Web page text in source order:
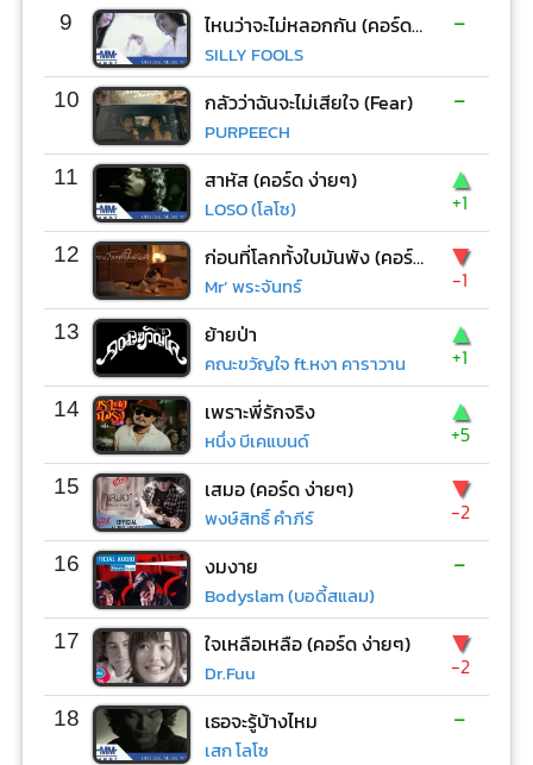
9 ไหนว่าจะไม่หลอกกัน (คอร์ด ง่ายๆ)
SILLY FOOLS
-
10 กลัวว่าฉันจะไม่เสียใจ (Fear)
PURPEECH
-
11 สาหัส (คอร์ด ง่ายๆ)
LOSO (โลโซ)
▲
+1
12 ก่อนที่โลกทั้งใบมันพัง (คอร์ด ง่ายๆ)
Mr’ พระจันทร์
▼
-1
13 ย้ายป่า
คณะขวัญใจ ft.หงา คาราวาน
▲
+1
14 เพราะพี่รักจริง
หนึ่ง บีเคแบนด์
▲
+5
15 เสมอ (คอร์ด ง่ายๆ)
พงษ์สิทธิ์ คำภีร์
▼
-2
16 งมงาย
Bodyslam (บอดี้สแลม)
-
17 ใจเหลือเหลือ (คอร์ด ง่ายๆ)
Dr.Fuu
▼
-2
18 เธอจะรู้บ้างไหม
เสก โลโซ
-